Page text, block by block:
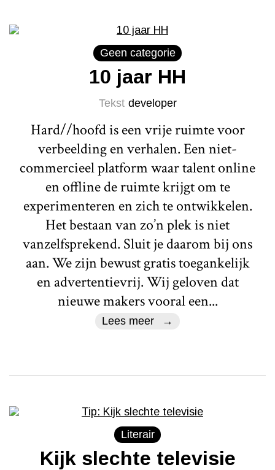
Geen categorie
10 jaar HH
Tekst developer
Hard//hoofd is een vrije ruimte voor
verbeelding en verhalen. Een niet-
commercieel platform waar talent online
en offline de ruimte krijgt om te
experimenteren en zich te ontwikkelen.
Het bestaan van zo’n plek is niet
vanzelfsprekend. Sluit je daarom bij ons
aan. We zijn bewust gratis toegankelijk
en advertentievrij. Wij geloven dat
nieuwe makers vooral een...
Lees meer
Literair
Kijk slechte televisie